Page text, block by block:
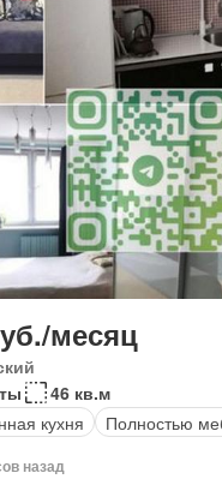
месяц
46 кв.м
кухня
Полностью
назад